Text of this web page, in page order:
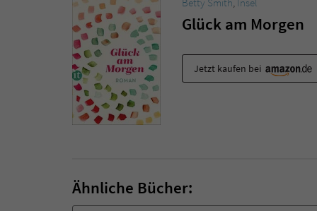
Glück am Morgen
Jetzt kaufen bei
Ähnliche Bücher: